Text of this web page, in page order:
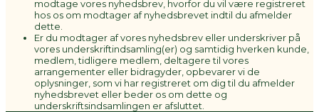
modtage vores nyhedsbrev, hvorfor du vil være registreret
hos os om modtager af nyhedsbrevet indtil du afmelder
dette.
Er du modtager af vores nyhedsbrev eller underskriver på
vores underskriftindsamling(er) og samtidig hverken kunde,
medlem, tidligere medlem, deltagere til vores
arrangementer eller bidragyder, opbevarer vi de
oplysninger, som vi har registreret om dig til du afmelder
nyhedsbrevet eller beder os om dette og
underskriftsindsamlingen er afsluttet.